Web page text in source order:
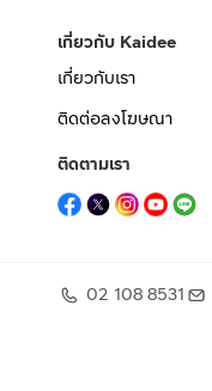
เกี่ยวกับ Kaidee
เกี่ยวกับเรา
ติดต่อลงโฆษณา
ติดตามเรา
02 108 8531